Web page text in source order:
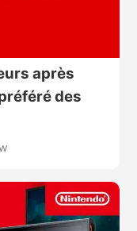
après
des